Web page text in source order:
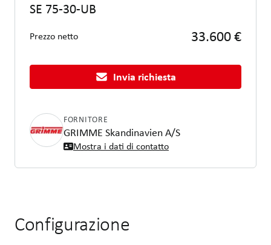
SE 75-30-UB
Prezzo netto 33.600 €
Invia richiesta
FORNITORE
GRIMME Skandinavien A/S
Mostra i dati di contatto
Configurazione